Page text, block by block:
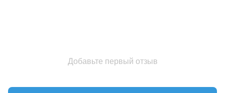
Добавьте первый отзыв